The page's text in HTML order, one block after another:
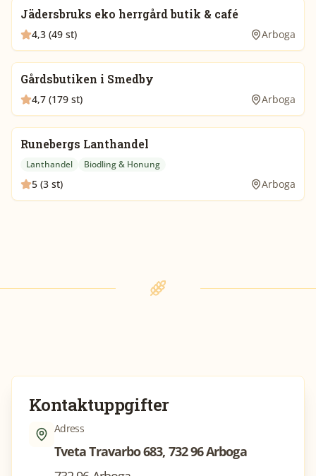
Jädersbruks eko herrgård butik & café
4,3 (49 st) Arboga
Gårdsbutiken i Smedby
4,7 (179 st) Arboga
Runebergs Lanthandel
Lanthandel Biodling & Honung
5 (3 st) Arboga
Kontaktuppgifter
Adress
Tveta Travarbo 683, 732 96 Arboga